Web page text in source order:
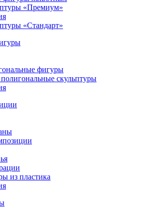
«Премиум»
«Стандарт»
фигуры
скульптуры
из пластика